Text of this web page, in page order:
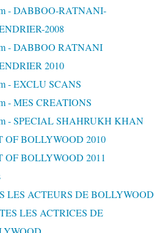
- DABBOO-RATNANI-
2008
- DABBOO RATNANI
2010
- EXCLU SCANS
- MES CREATIONS
- SPECIAL SHAHRUKH KHAN
OF BOLLYWOOD 2010
OF BOLLYWOOD 2011
LES ACTEURS DE BOLLYWOOD
LES ACTRICES DE